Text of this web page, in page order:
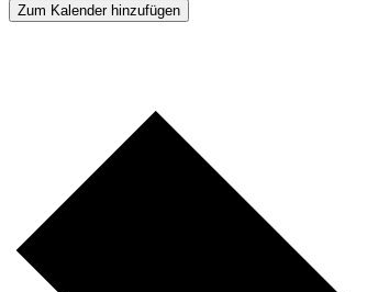
Zum Kalender hinzufügen